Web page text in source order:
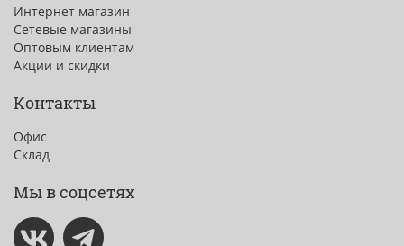
Интернет магазин
Сетевые магазины
Оптовым клиентам
Акции и скидки
Контакты
Офис
Склад
Мы в соцсетях